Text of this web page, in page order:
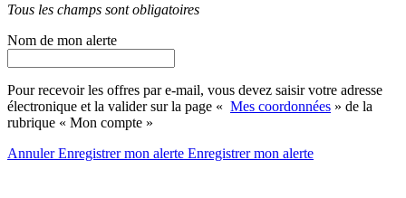
Tous les champs sont obligatoires
Nom de mon alerte
Pour recevoir les offres par e-mail, vous devez saisir votre adresse
électronique et la valider sur la page « Mes coordonnées » de la
rubrique « Mon compte »
AnnulerEnregistrer mon alerte Enregistrermon alerte